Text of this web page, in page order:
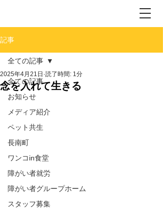
記事
全ての記事
お知らせ
メディア紹介
ペット共生
長南町
ワンコin食堂
障がい者就労
障がい者グループホーム
スタッフ募集
全ての記事
念を入れて生きる
2025年4月21日 読了時間: 1分